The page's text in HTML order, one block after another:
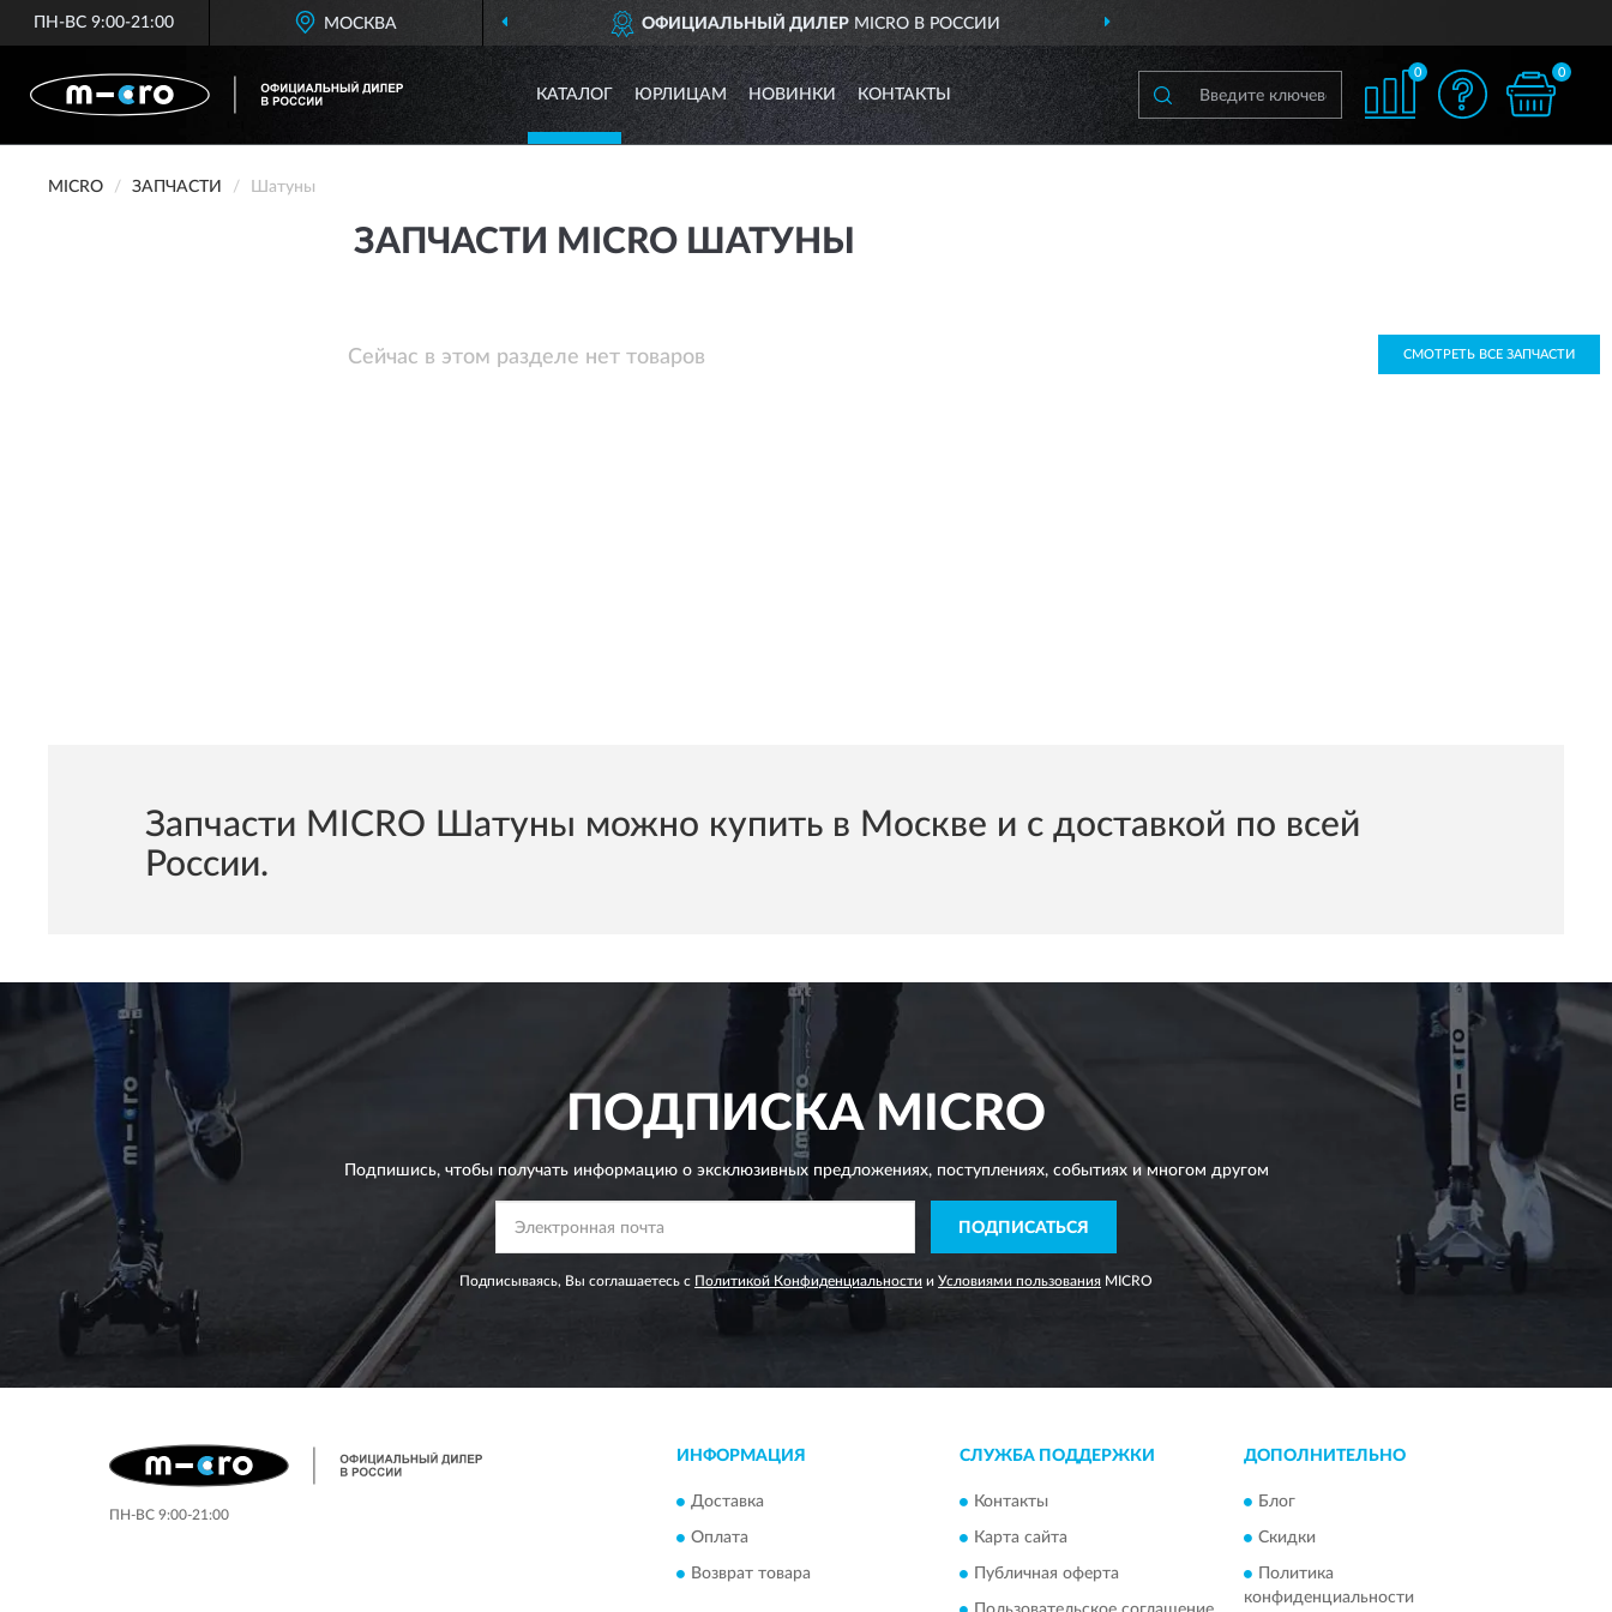
ПН-ВС 9:00-21:00 МОСКВА ОФИЦИАЛЬНЫЙ ДИЛЕР MICRO В РОССИИ
КАТАЛОГ ЮРЛИЦАМ НОВИНКИ КОНТАКТЫ
0 0
MICRO ЗАПЧАСТИ Шатуны
ЗАПЧАСТИ MICRO ШАТУНЫ
Сейчас в этом разделе нет товаров СМОТРЕТЬ ВСЕ ЗАПЧАСТИ
Запчасти MICRO Шатуны можно купить в Москве и с доставкой по всей
России.
ПОДПИСКАMICRO
Подпишись, чтобы получать информацию о эксклюзивных предложениях,поступлениях, событиях и многом другом
ПОДПИСАТЬСЯ
Подписываясь, Вы соглашаетесь с Политикой Конфиденциальности и Условиями пользования MICRO
ПН-ВС 9:00-21:00
ИНФОРМАЦИЯ
Доставка
Оплата
Возврат товара
СЛУЖБА ПОДДЕРЖКИ
Контакты
Карта сайта
Публичная оферта
ДОПОЛНИТЕЛЬНО
Блог
Скидки
Политика
конфиденциальности